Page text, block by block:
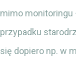
mimo monitoringu
przypadku
się dopiero np. w